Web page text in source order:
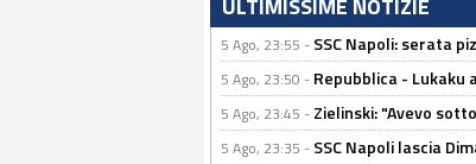
ULTIMISSIME NOTIZIE
5 Ago, 23:55 - SSC Napoli: serata
5 Ago, 23:50 - Repubblica -
5 Ago, 23:45 - Zielinski: "Avevo
5 Ago, 23:35 - SSC Napoli lascia